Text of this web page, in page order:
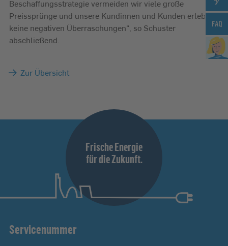
Beschaffungsstrategie vermeiden wir viele große
Preissprünge und unsere Kundinnen und Kunden erleben
keine negativen Überraschungen“, so Schuster
abschließend.
Zur Übersicht
Frische Energie
für die Zukunft.
Servicenummer